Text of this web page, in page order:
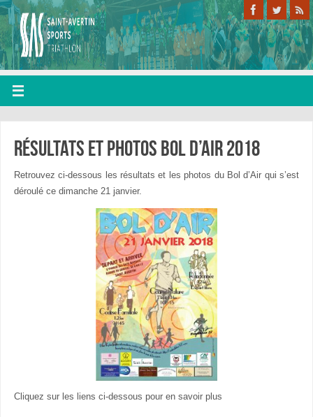
Résultats et photos bol d’air 2018
Retrouvez ci-dessous les résultats et les photos du Bol d’Air qui s’est
déroulé ce dimanche 21 janvier.
Cliquez sur les liens ci-dessous pour en savoir plus